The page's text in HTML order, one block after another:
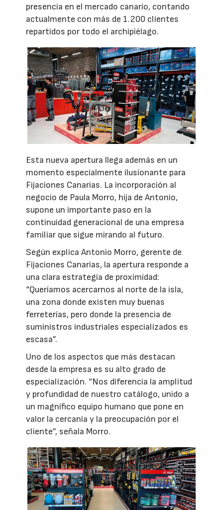
presencia en el mercado canario, contando
actualmente con más de 1.200 clientes
repartidos por todo el archipiélago.
Esta nueva apertura llega además en un
momento especialmente ilusionante para
Fijaciones Canarias. La incorporación al
negocio de Paula Morro, hija de Antonio,
supone un importante paso en la
continuidad generacional de una empresa
familiar que sigue mirando al futuro.
Según explica Antonio Morro, gerente de
Fijaciones Canarias, la apertura responde a
una clara estrategia de proximidad:
“Queríamos acercarnos al norte de la isla,
una zona donde existen muy buenas
ferreterías, pero donde la presencia de
suministros industriales especializados es
escasa”.
Uno de los aspectos que más destacan
desde la empresa es su alto grado de
especialización. “Nos diferencia la amplitud
y profundidad de nuestro catálogo, unido a
un magnífico equipo humano que pone en
valor la cercanía y la preocupación por el
cliente”, señala Morro.